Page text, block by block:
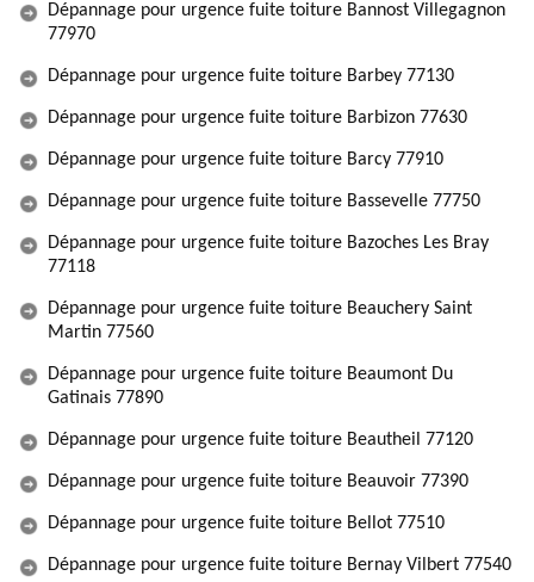
Dépannage pour urgence fuite toiture Bannost Villegagnon
77970
Dépannage pour urgence fuite toiture Barbey 77130
Dépannage pour urgence fuite toiture Barbizon 77630
Dépannage pour urgence fuite toiture Barcy 77910
Dépannage pour urgence fuite toiture Bassevelle 77750
Dépannage pour urgence fuite toiture Bazoches Les Bray
77118
Dépannage pour urgence fuite toiture Beauchery Saint
Martin 77560
Dépannage pour urgence fuite toiture Beaumont Du
Gatinais 77890
Dépannage pour urgence fuite toiture Beautheil 77120
Dépannage pour urgence fuite toiture Beauvoir 77390
Dépannage pour urgence fuite toiture Bellot 77510
Dépannage pour urgence fuite toiture Bernay Vilbert 77540